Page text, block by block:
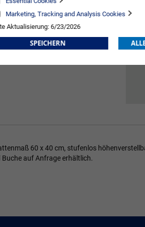
60 x 40 cm, stufenlos
auf Anfrage erhältlich.
Marketing, Tracking and Analysis Cookies
Aktualisierung: 6/23/2026
SPEICHERN